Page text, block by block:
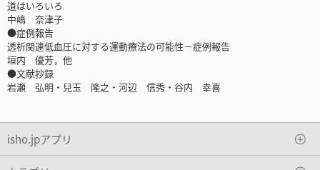
道はいろいろ
中嶋 奈津子
●症例報告
透析関連低血圧に対する運動療法の可能性－症例報告
垣内 優芳，他
●文献抄録
岩瀬 弘明・兒玉 隆之・河辺 信秀・谷内 幸喜
isho.jpアプリ